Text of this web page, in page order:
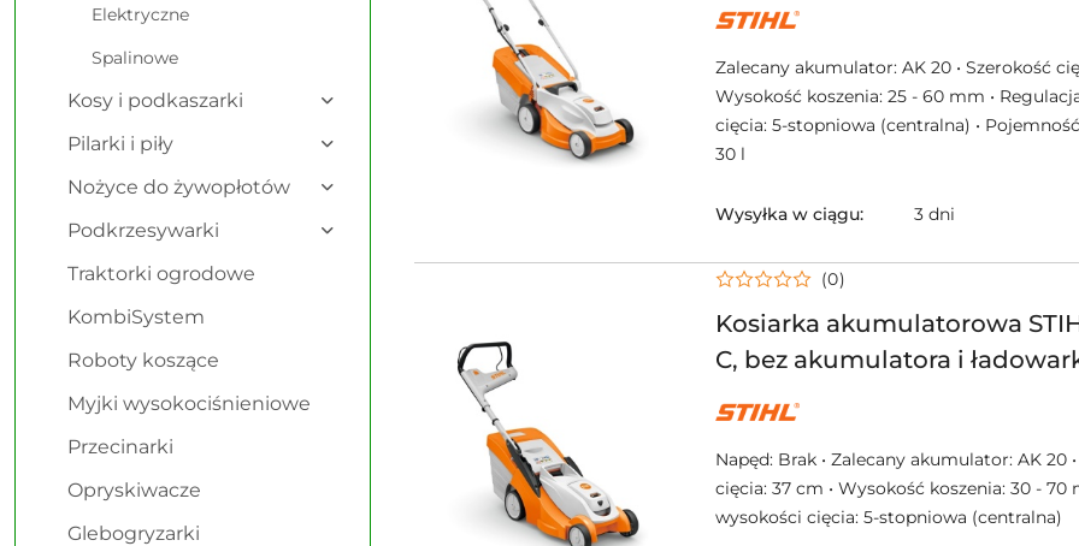
Elektryczne
Spalinowe
Kosy i podkaszarki
Pilarki i piły
Nożyce do żywopłotów
Podkrzesywarki
Traktorki ogrodowe
KombiSystem
Roboty koszące
Myjki wysokociśnieniowe
Przecinarki
Opryskiwacze
Glebogryzarki
NAZWA
PRODUCENTA:
Zalecany akumulator: AK 20 • Szerokość
Wysokość koszenia: 25 - 60 mm •
cięcia: 5-stopniowa (centralna) •
30 l
Wysyłka w ciągu: 3 dni
Kosiarka akumulatorowa
C, bez akumulatora i
(0)
NAZWA
PRODUCENTA:
Napęd: Brak • Zalecany akumulator: AK 20
cięcia: 37 cm • Wysokość koszenia: 30 - 70
wysokości cięcia: 5-stopniowa (centralna)